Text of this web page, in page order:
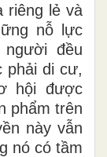
riêng lẻ và
nỗ lực
đều
phải di cư,
hội được
phẩm trên
này vẫn
nó có tầm